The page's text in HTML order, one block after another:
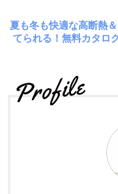
夏も冬も快適な高断熱
てられる！無料カタロ